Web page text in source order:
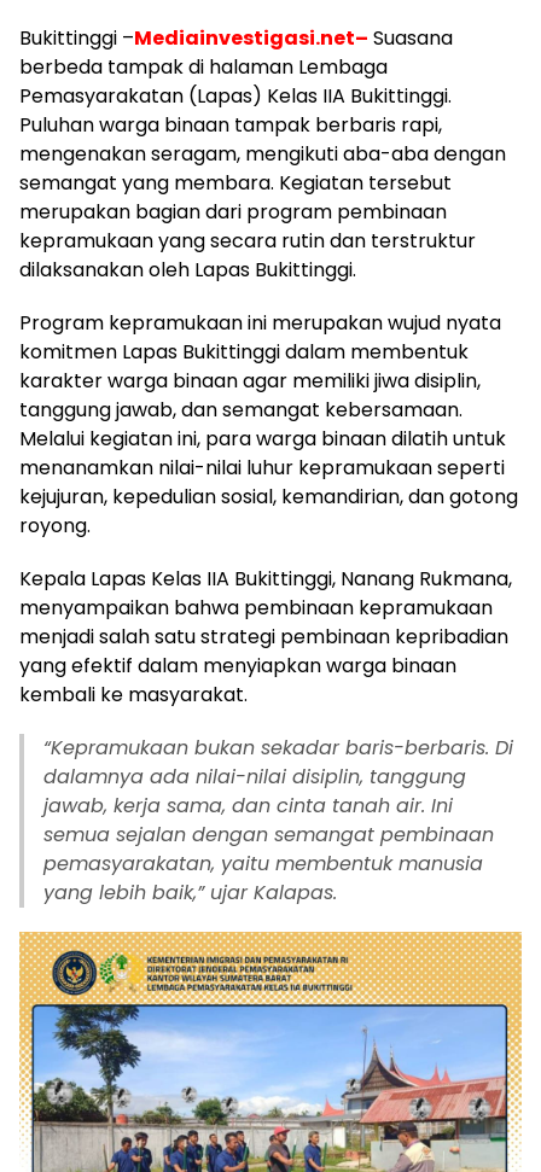
Bukittinggi –Mediainvestigasi.net– Suasana
berbeda tampak di halaman Lembaga
Pemasyarakatan (Lapas) Kelas IIA Bukittinggi.
Puluhan warga binaan tampak berbaris rapi,
mengenakan seragam, mengikuti aba-aba dengan
semangat yang membara. Kegiatan tersebut
merupakan bagian dari program pembinaan
kepramukaan yang secara rutin dan terstruktur
dilaksanakan oleh Lapas Bukittinggi.
Program kepramukaan ini merupakan wujud nyata
komitmen Lapas Bukittinggi dalam membentuk
karakter warga binaan agar memiliki jiwa disiplin,
tanggung jawab, dan semangat kebersamaan.
Melalui kegiatan ini, para warga binaan dilatih untuk
menanamkan nilai-nilai luhur kepramukaan seperti
kejujuran, kepedulian sosial, kemandirian, dan gotong
royong.
Kepala Lapas Kelas IIA Bukittinggi, Nanang Rukmana,
menyampaikan bahwa pembinaan kepramukaan
menjadi salah satu strategi pembinaan kepribadian
yang efektif dalam menyiapkan warga binaan
kembali ke masyarakat.
“Kepramukaan bukan sekadar baris-berbaris. Di
dalamnya ada nilai-nilai disiplin, tanggung
jawab, kerja sama, dan cinta tanah air. Ini
semua sejalan dengan semangat pembinaan
pemasyarakatan, yaitu membentuk manusia
yang lebih baik,” ujar Kalapas.